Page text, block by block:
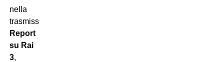
nella
trasmissione
Report
su Rai
3,